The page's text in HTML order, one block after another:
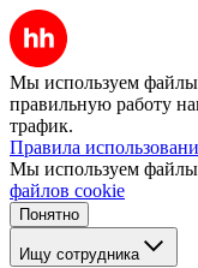
Мы используем файлы
правильную работу
трафик.
Правила
Мы используем файлы
файлов cookie
Понятно
Ищу сотрудника